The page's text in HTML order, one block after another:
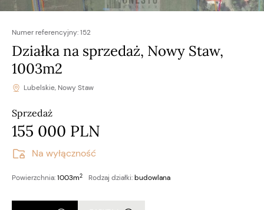
Na wyłączność
Numer referencyjny:152
Działka na sprzedaż, Nowy Staw,
1003m2
Lubelskie, Nowy Staw
Sprzedaż
155 000 PLN
Powierzchnia:1003m2 Rodzaj działki:budowlana